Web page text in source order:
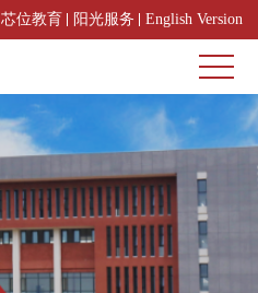
芯位教育 阳光服务 English Version